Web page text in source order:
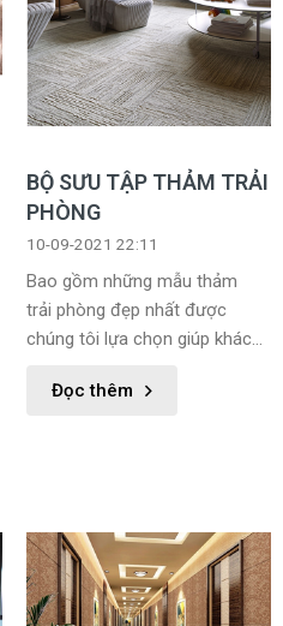
BỘ SƯU TẬP THẢM TRẢI
PHÒNG
10-09-2021 22:11
Bao gồm những mẫu thảm
trải phòng đẹp nhất được
chúng tôi lựa chọn giúp khách
sản phẩm phù hợp với mình
Đọc thêm